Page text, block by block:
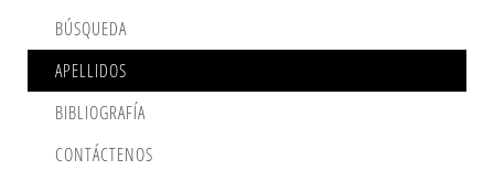
BÚSQUEDA
APELLIDOS
BIBLIOGRAFÍA
CONTÁCTENOS